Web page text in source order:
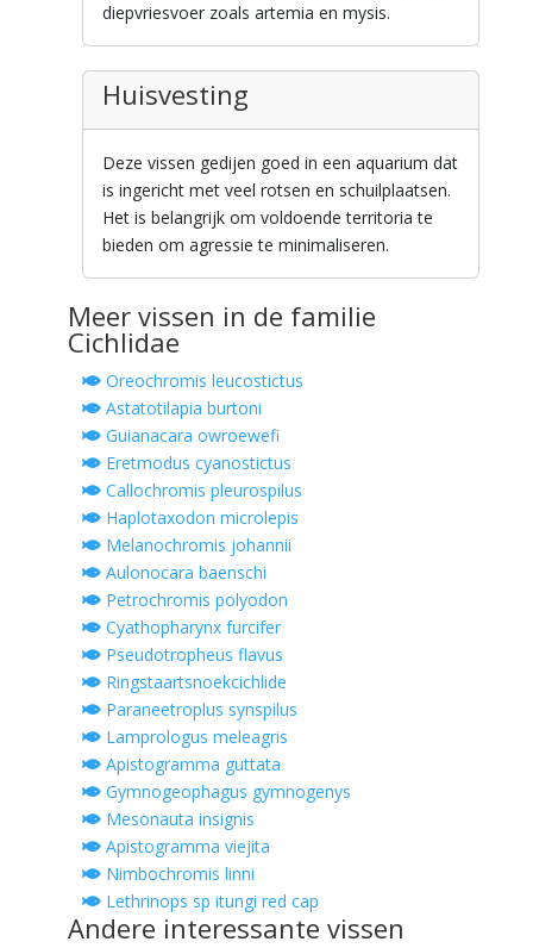
diepvriesvoer zoals artemia en mysis.
Huisvesting
Deze vissen gedijen goed in een aquarium dat
is ingericht met veel rotsen en schuilplaatsen.
Het is belangrijk om voldoende territoria te
bieden om agressie te minimaliseren.
Meer vissen in de familie
Cichlidae
Oreochromis leucostictus
Astatotilapia burtoni
Guianacara owroewefi
Eretmodus cyanostictus
Callochromis pleurospilus
Haplotaxodon microlepis
Melanochromis johannii
Aulonocara baenschi
Petrochromis polyodon
Cyathopharynx furcifer
Pseudotropheus flavus
Ringstaartsnoekcichlide
Paraneetroplus synspilus
Lamprologus meleagris
Apistogramma guttata
Gymnogeophagus gymnogenys
Mesonauta insignis
Apistogramma viejita
Nimbochromis linni
Lethrinops sp itungi red cap
Andere interessante vissen